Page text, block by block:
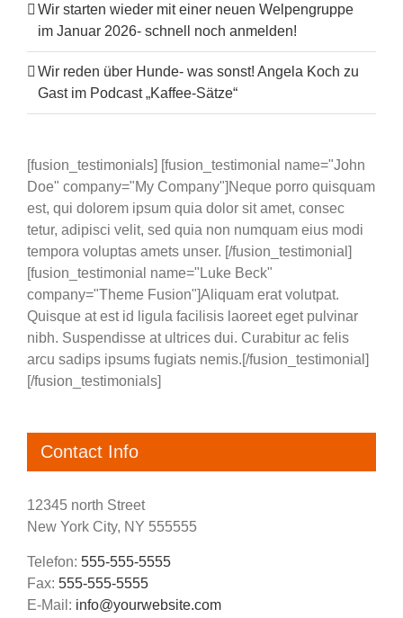
Wir starten wieder mit einer neuen Welpengruppe
im Januar 2026- schnell noch anmelden!
Wir reden über Hunde- was sonst! Angela Koch zu
Gast im Podcast „Kaffee-Sätze“
[fusion_testimonials] [fusion_testimonial name="John
Doe" company="My Company"]Neque porro quisquam
est, qui dolorem ipsum quia dolor sit amet, consec
tetur, adipisci velit, sed quia non numquam eius modi
tempora voluptas amets unser. [/fusion_testimonial]
[fusion_testimonial name="Luke Beck"
company="Theme Fusion"]Aliquam erat volutpat.
Quisque at est id ligula facilisis laoreet eget pulvinar
nibh. Suspendisse at ultrices dui. Curabitur ac felis
arcu sadips ipsums fugiats nemis.[/fusion_testimonial]
[/fusion_testimonials]
Contact Info
12345 north Street
New York City, NY 555555
Telefon: 555-555-5555
Fax: 555-555-5555
E-Mail: info@yourwebsite.com